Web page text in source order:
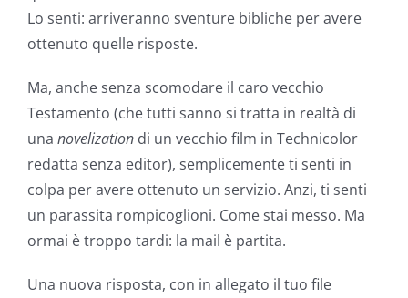
Lo senti: arriveranno sventure bibliche per avere
ottenuto quelle risposte.
Ma, anche senza scomodare il caro vecchio
Testamento (che tutti sanno si tratta in realtà di
una novelization di un vecchio film in Technicolor
redatta senza editor), semplicemente ti senti in
colpa per avere ottenuto un servizio. Anzi, ti senti
un parassita rompicoglioni. Come stai messo. Ma
ormai è troppo tardi: la mail è partita.
Una nuova risposta, con in allegato il tuo file